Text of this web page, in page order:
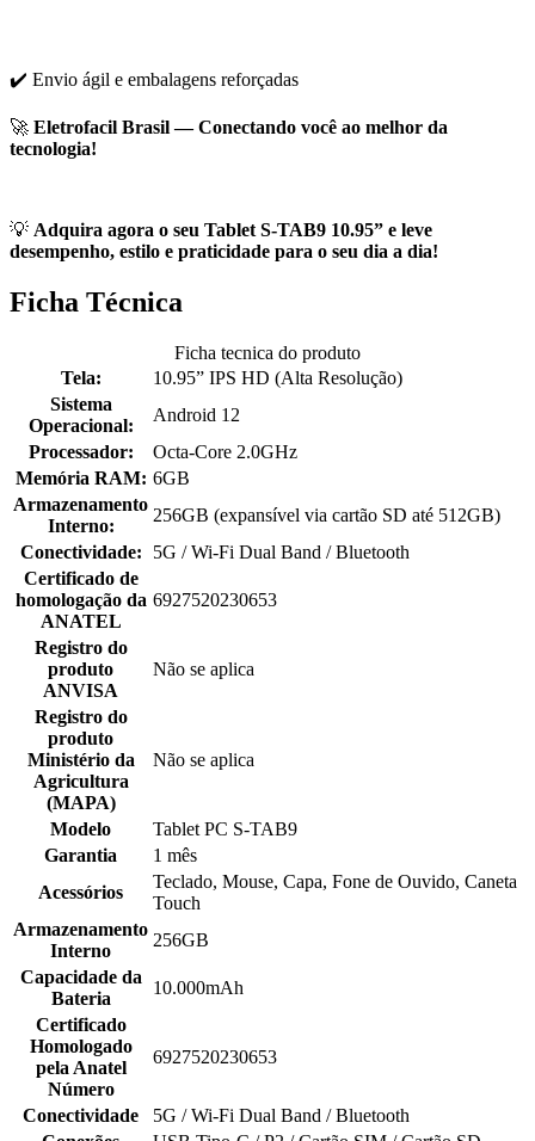
✔️ Envio ágil e embalagens reforçadas
🚀 Eletrofacil Brasil — Conectando você ao melhor da
tecnologia!
💡 Adquira agora o seu Tablet S-TAB9 10.95” e leve
desempenho, estilo e praticidade para o seu dia a dia!
Ficha Técnica
Ficha tecnica do produto
Tela:
10.95” IPS HD (Alta Resolução)
Sistema
Operacional:
Android 12
Processador:
Octa-Core 2.0GHz
Memória RAM: 6GB
Armazenamento
Interno:
256GB (expansível via cartão SD até 512GB)
Conectividade:
5G / Wi-Fi Dual Band / Bluetooth
Certificado de
homologação da
ANATEL
6927520230653
Registro do
produto
ANVISA
Não se aplica
Registro do
produto
Ministério da
Agricultura
(MAPA)
Não se aplica
Modelo
Tablet PC S-TAB9
Garantia
1 mês
Acessórios
Teclado, Mouse, Capa, Fone de Ouvido, Caneta
Touch
Armazenamento
Interno
256GB
Capacidade da
Bateria
10.000mAh
Certificado
Homologado
pela Anatel
Número
6927520230653
Conectividade
5G / Wi-Fi Dual Band / Bluetooth